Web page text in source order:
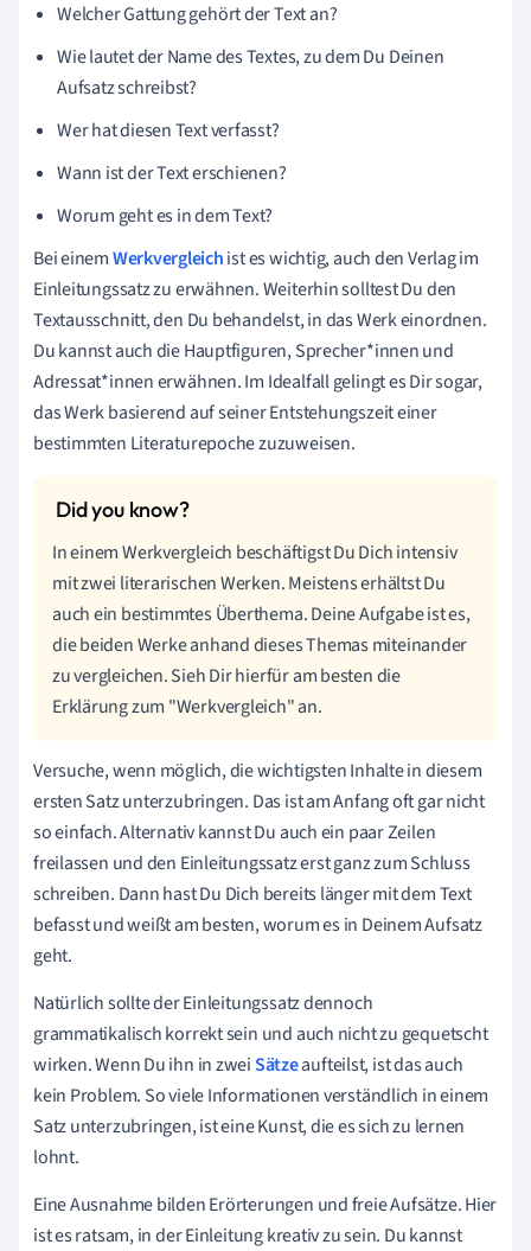
Welcher Gattung gehört der Text an?
Wie lautet der Name des Textes, zu dem Du Deinen
Aufsatz schreibst?
Wer hat diesen Text verfasst?
Wann ist der Text erschienen?
Worum geht es in dem Text?
Bei einemWerkvergleichist es wichtig, auch den Verlag im
Einleitungssatz zu erwähnen. Weiterhin solltest Du den
Textausschnitt, den Du behandelst, in das Werk einordnen.
Du kannst auch die Hauptfiguren, Sprecher*innen und
Adressat*innen erwähnen. Im Idealfall gelingt es Dir sogar,
das Werk basierend auf seiner Entstehungszeit einer
bestimmten Literaturepoche zuzuweisen.
In einem Werkvergleich beschäftigst Du Dich intensiv
mit zwei literarischen Werken. Meistens erhältst Du
auch ein bestimmtes Überthema. Deine Aufgabe ist es,
die beiden Werke anhand dieses Themas miteinander
zu vergleichen. Sieh Dir hierfür am besten die
Erklärung zum "Werkvergleich" an.
Versuche, wenn möglich, die wichtigsten Inhalte in diesem
ersten Satz unterzubringen. Das ist am Anfang oft gar nicht
so einfach. Alternativ kannst Du auch ein paar Zeilen
freilassen und den Einleitungssatz erst ganz zum Schluss
schreiben. Dann hast Du Dich bereits länger mit dem Text
befasst und weißt am besten, worum es in Deinem Aufsatz
geht.
Natürlich sollte der Einleitungssatz dennoch
grammatikalisch korrekt sein und auch nicht zu gequetscht
wirken. Wenn Du ihn in zweiSätzeaufteilst, ist das auch
kein Problem. So viele Informationen verständlich in einem
Satz unterzubringen, ist eine Kunst, die es sich zu lernen
lohnt.
Eine Ausnahme bilden Erörterungen und freie Aufsätze. Hier
ist es ratsam, in der Einleitung kreativ zu sein. Du kannst